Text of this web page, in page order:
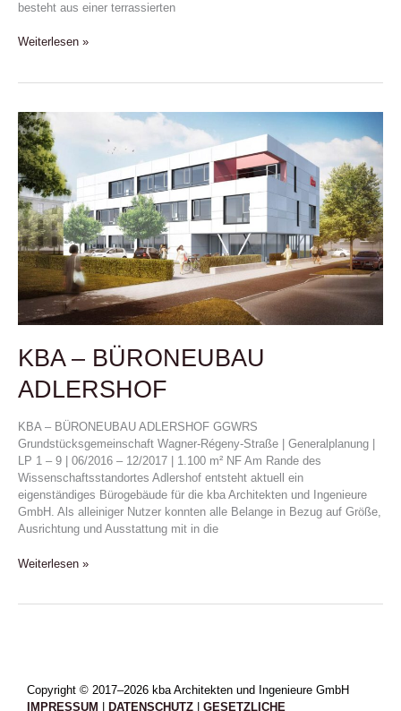
besteht aus einer terrassierten
Weiterlesen »
KBA – BÜRONEUBAU
ADLERSHOF
KBA – BÜRONEUBAU ADLERSHOF GGWRS
Grundstücksgemeinschaft Wagner-Régeny-Straße | Generalplanung |
LP 1 – 9 | 06/2016 – 12/2017 | 1.100 m² NF Am Rande des
Wissenschaftsstandortes Adlershof entsteht aktuell ein
eigenständiges Bürogebäude für die kba Architekten und Ingenieure
GmbH. Als alleiniger Nutzer konnten alle Belange in Bezug auf Größe,
Ausrichtung und Ausstattung mit in die
KBA
–
BÜRONEUBAU
ADLERSHOF
Weiterlesen »
Copyright © 2017–2026 kba Architekten und Ingenieure GmbH
IMPRESSUM
DATENSCHUTZ GESETZLICHE